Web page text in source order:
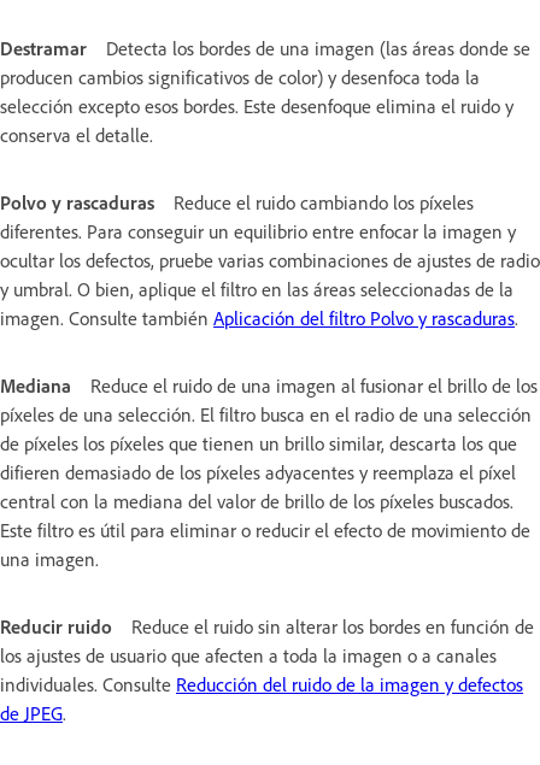
Destramar
Detecta los bordes de una imagen (las áreas donde se
producen cambios significativos de color) y desenfoca toda la
selección excepto esos bordes. Este desenfoque elimina el ruido y
conserva el detalle.
Polvo y rascaduras
Reduce el ruido cambiando los píxeles
diferentes. Para conseguir un equilibrio entre enfocar la imagen y
ocultar los defectos, pruebe varias combinaciones de ajustes de radio
y umbral. O bien, aplique el filtro en las áreas seleccionadas de la
imagen. Consulte también Aplicación del filtro Polvo y rascaduras.
Mediana
Reduce el ruido de una imagen al fusionar el brillo de los
píxeles de una selección. El filtro busca en el radio de una selección
de píxeles los píxeles que tienen un brillo similar, descarta los que
difieren demasiado de los píxeles adyacentes y reemplaza el píxel
central con la mediana del valor de brillo de los píxeles buscados.
Este filtro es útil para eliminar o reducir el efecto de movimiento de
una imagen.
Reducir ruido
Reduce el ruido sin alterar los bordes en función de
los ajustes de usuario que afecten a toda la imagen o a canales
individuales. Consulte Reducción del ruido de la imagen y defectos
de JPEG.